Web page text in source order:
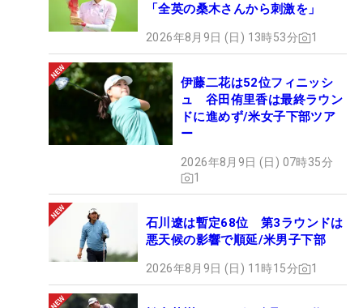
「全英の桑木さんから刺激を」
2026年8月9日 (日) 13時53分 1
伊藤二花は52位フィニッシ
ュ 谷田侑里香は最終ラウン
ドに進めず/米女子下部ツア
ー
2026年8月9日 (日) 07時35分
1
石川遼は暫定68位 第3ラウンドは
悪天候の影響で順延/米男子下部
2026年8月9日 (日) 11時15分 1